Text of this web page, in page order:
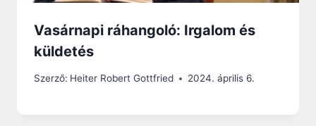
Vasárnapi ráhangoló: Irgalom és
küldetés
Szerző: Heiter Robert Gottfried 2024. április 6.